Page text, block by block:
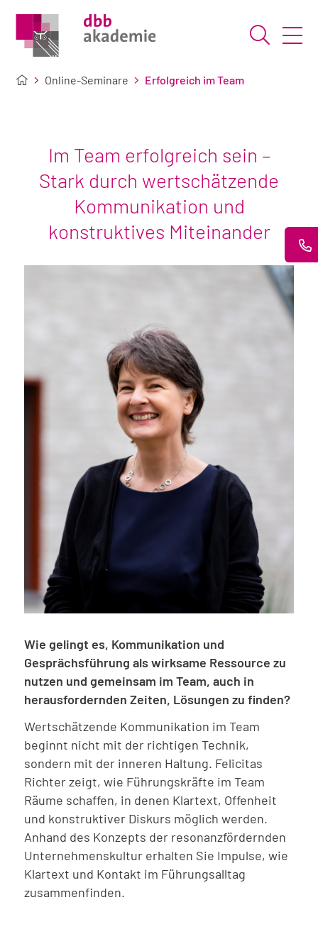
Suche
Online-Seminare Erfolgreich im Team
Im Team erfolgreich sein –
Stark durch wertschätzende
Kommunikation und
konstruktives Miteinander
Wie gelingt es, Kommunikation und
Gesprächsführung als wirksame Ressource zu
nutzen und gemeinsam im Team, auch in
herausfordernden Zeiten, Lösungen zu finden?
Wertschätzende Kommunikation im Team
beginnt nicht mit der richtigen Technik,
sondern mit der inneren Haltung. Felicitas
Richter zeigt, wie Führungskräfte im Team
Räume schaffen, in denen Klartext, Offenheit
und konstruktiver Diskurs möglich werden.
Anhand des Konzepts der resonanzfördernden
Unternehmenskultur erhalten Sie Impulse, wie
Klartext und Kontakt im Führungsalltag
zusammenfinden.